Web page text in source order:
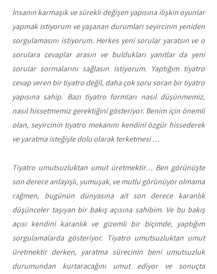
İnsanın karmaşık ve sürekli değişen yapısına ilişkin oyunlar
yapmak istiyorum ve yaşanan durumları seyircinin yeniden
sorgulamasını istiyorum. Herkes yeni sorular yaratsın ve o
sorulara cevaplar arasın ve buldukları yanıtlar da yeni
sorular sormalarını sağlasın istiyorum. Yaptığım tiyatro
cevap veren bir tiyatro değil, daha çok soru soran bir tiyatro
yapısına sahip. Bazı tiyatro formları nasıl düşünmemiz,
nasıl hissetmemiz gerektiğini gösteriyor. Benim için önemli
olan, seyircinin tiyatro mekanını kendini özgür hissederek
ve yaratma isteğiyle dolu olarak terketmesi …
Tiyatro umutsuzluktan umut üretmektir… Ben görünüşte
son derece anlayışlı, yumuşak, ve mutlu görünüyor olmama
rağmen, bugünün dünyasına ait son derece karanlık
düşünceler taşıyan bir bakış açısına sahibim. Ve bu bakış
açısı kendini karanlık ve gizemli bir biçimde, yaptığım
sorgulamalarda gösteriyor. Tiyatro umutsuzluktan umut
üretmektir derken, yaratma sürecinin beni umutsuzluk
durumundan kurtaracağını umut ediyor ve sonuçta